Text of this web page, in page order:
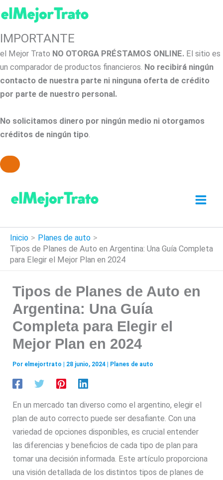
IMPORTANTE
el Mejor Trato NO OTORGA PRÉSTAMOS ONLINE. El sitio es
un comparador de productos financieros. No recibirá ningún
contacto de nuestra parte ni ninguna oferta de crédito
por parte de nuestro personal.
No solicitamos dinero por ningún medio ni otorgamos
créditos de ningún tipo.
contenido
Inicio
Planes de auto
Tipos de Planes de Auto en Argentina: Una Guía Completa
para Elegir el Mejor Plan en 2024
Tipos de Planes de Auto en
Argentina: Una Guía
Completa para Elegir el
Mejor Plan en 2024
Por elmejortrato 28 junio, 2024 Planes de auto
En un mercado tan diverso como el argentino, elegir el
plan de auto correcto puede ser desafiante. Con una
variedad de opciones disponibles, es crucial entender
las diferencias y beneficios de cada tipo de plan para
tomar una decisión informada. Este artículo proporciona
una visión detallada de los distintos tipos de planes de